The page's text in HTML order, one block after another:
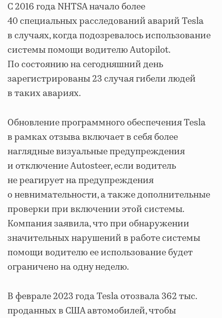
С 2016 года NHTSA начало более
40 специальных расследований аварий Tesla
в случаях, когда подозревалось использование
системы помощи водителю Autopilot.
По состоянию на сегодняшний день
зарегистрированы 23 случая гибели людей
в таких авариях.
Обновление программного обеспечения Tesla
в рамках отзыва включает в себя более
наглядные визуальные предупреждения
и отключение Autosteer, если водитель
не реагирует на предупреждения
о невнимательности, а также дополнительные
проверки при включении этой системы.
Компания заявила, что при обнаружении
значительных нарушений в работе системы
помощи водителю ее использование будет
ограничено на одну неделю.
В феврале 2023 года Tesla отозвала 362 тыс.
проданных в США автомобилей, чтобы